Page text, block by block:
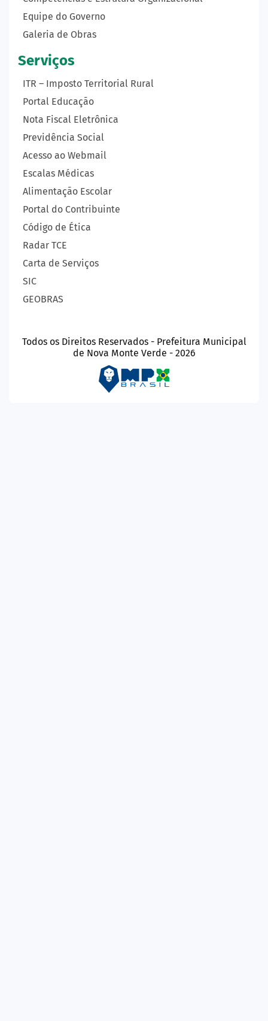
Equipe do Governo
Galeria de Obras
Serviços
ITR – Imposto Territorial Rural
Portal Educação
Nota Fiscal Eletrônica
Previdência Social
Acesso ao Webmail
Escalas Médicas
Alimentação Escolar
Portal do Contribuinte
Código de Ética
Radar TCE
Carta de Serviços
SIC
GEOBRAS
Todos os Direitos Reservados - Prefeitura Municipal
de Nova Monte Verde - 2026